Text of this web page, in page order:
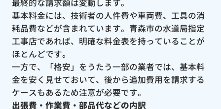
最終的な請求額は変動します。
基本料金には、技術者の人件費や車両費、工具の消
耗品費などが含まれています。青森市の水道局指定
工事店であれば、明確な料金表を持っていることが
ほとんどです。
一方で、「格安」をうたう一部の業者では、基本料
金を安く見せておいて、後から追加費用を請求する
ケースもあるため注意が必要です。
出張費・作業費・部品代などの内訳